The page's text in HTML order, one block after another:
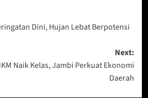
Dini, Hujan Lebat Berpotensi
Next:
Naik Kelas, Jambi Perkuat Ekonomi
Daerah